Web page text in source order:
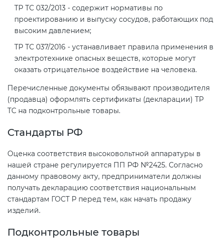
ТР ТС 032/2013 - содержит нормативы по
проектированию и выпуску сосудов, работающих под
высоким давлением;
ТР ТС 037/2016 - устанавливает правила применения в
электротехнике опасных веществ, которые могут
оказать отрицательное воздействие на человека.
Перечисленные документы обязывают производителя
(продавца) оформлять сертификаты (декларации) ТР
ТС на подконтрольные товары.
Стандарты РФ
Оценка соответствия высоковольтной аппаратуры в
нашей стране регулируется ПП РФ №2425. Согласно
данному правовому акту, предприниматели должны
получать декларацию соответствия национальным
стандартам ГОСТ Р перед тем, как начать продажу
изделий.
Подконтрольные товары
индивидуальной защиты (ТР ТС
019)
Действующие технические
регламенты